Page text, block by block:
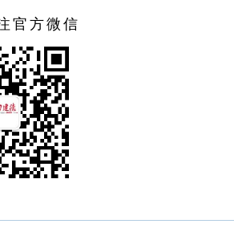
官方微信